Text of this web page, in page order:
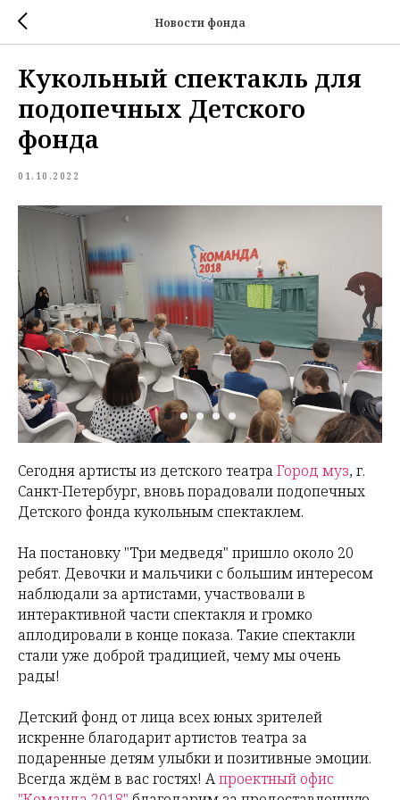
Новости фонда
Кукольный спектакль для
подопечных Детского
фонда
01.10.2022
Сегодня артисты из детского театраГород муз, г.
Санкт-Петербург, вновь порадовали подопечных
Детского фонда кукольным спектаклем.
На постановку "Три медведя" пришло около 20
ребят. Девочки и мальчики с большим интересом
наблюдали за артистами, участвовали в
интерактивной части спектакля и громко
аплодировали в конце показа. Такие спектакли
стали уже доброй традицией, чему мы очень
рады!
Детский фонд от лица всех юных зрителей
искренне благодарит артистов театра за
подаренные детям улыбки и позитивные эмоции.
Всегда ждём в вас гостях! Апроектный офис